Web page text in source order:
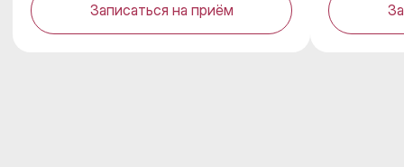
Записаться на приём